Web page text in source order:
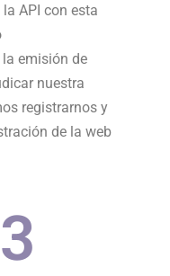
API con esta
emisión de
nuestra
registrarnos y
de la web